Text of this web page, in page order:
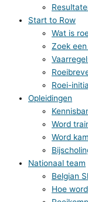
Start to Row
Wat is
Zoek
Roei-
Opleidingen
Word
Word
Nationaal team
Belgian
Hoe